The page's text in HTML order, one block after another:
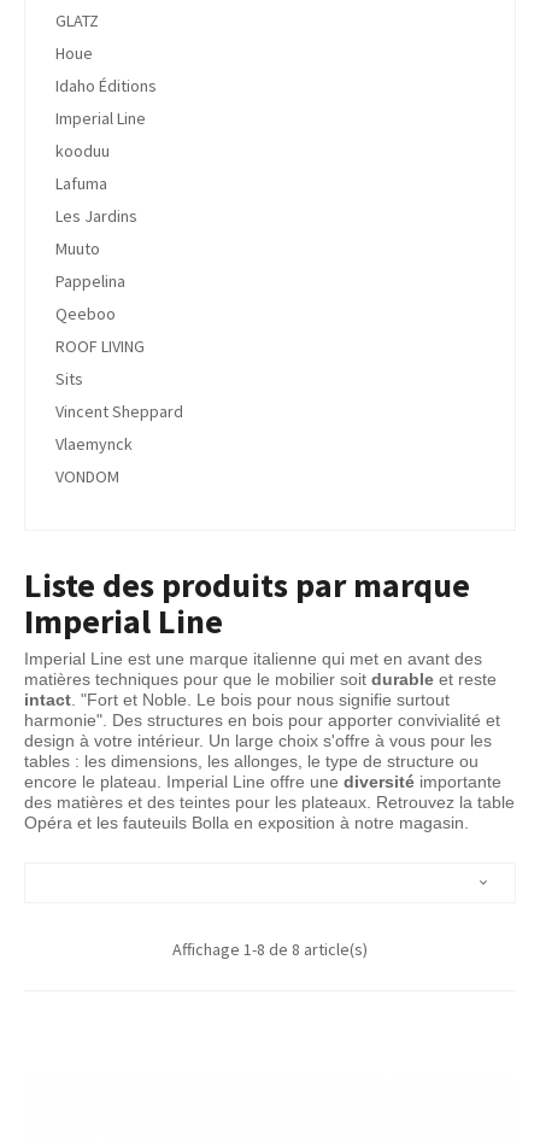
GLATZ
Houe
Idaho Éditions
Imperial Line
kooduu
Lafuma
Les Jardins
Muuto
Pappelina
Qeeboo
ROOF LIVING
Sits
Vincent Sheppard
Vlaemynck
VONDOM
Liste des produits par marque
Imperial Line
Imperial Line est une marque italienne qui met en avant des
matières techniques pour que le mobilier soit durable
intact . "Fort et Noble. Le bois pour nous signifie surtout
harmonie". Des structures en bois pour apporter convivialité et
design à votre intérieur. Un large choix s'offre à vous pour les
tables : les dimensions, les allonges, le type de structure ou
encore le plateau. Imperial Line offre une diversité importante
des matières et des teintes pour les plateaux. Retrouvez la table
Opéra et les fauteuils Bolla en exposition à notre magasin.

Affichage 1-8 de 8 article(s)